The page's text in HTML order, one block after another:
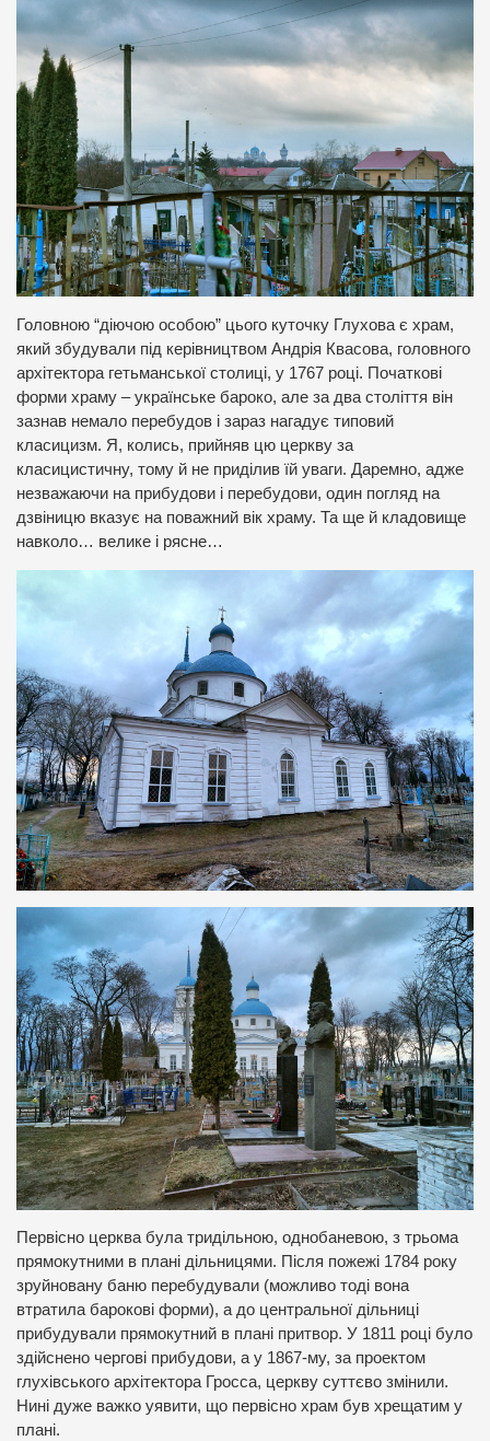
Головною “діючою особою” цього куточку Глухова є храм,
який збудували під керівництвом Андрія Квасова, головного
архітектора гетьманської столиці, у 1767 році. Початкові
форми храму – українське бароко, але за два століття він
зазнав немало перебудов і зараз нагадує типовий
класицизм. Я, колись, прийняв цю церкву за
класицистичну, тому й не приділив їй уваги. Даремно, адже
незважаючи на прибудови і перебудови, один погляд на
дзвіницю вказує на поважний вік храму. Та ще й кладовище
навколо… велике і рясне…
Первісно церква була тридільною, однобаневою, з трьома
прямокутними в плані дільницями. Після пожежі 1784 року
зруйновану баню перебудували (можливо тоді вона
втратила барокові форми), а до центральної дільниці
прибудували прямокутний в плані притвор. У 1811 році було
здійснено чергові прибудови, а у 1867-му, за проектом
глухівського архітектора Гросса, церкву суттєво змінили.
Нині дуже важко уявити, що первісно храм був хрещатим у
плані.